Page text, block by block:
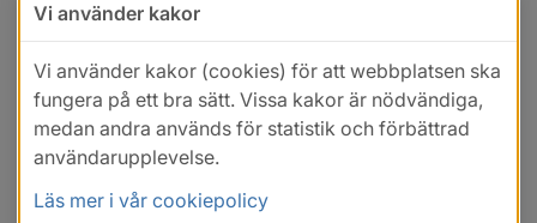
Vi använder kakor
Vi använder kakor (cookies) för att webbplatsen ska
fungera på ett bra sätt. Vissa kakor är nödvändiga,
medan andra används för statistik och förbättrad
användarupplevelse.
Läs mer i vår cookiepolicy